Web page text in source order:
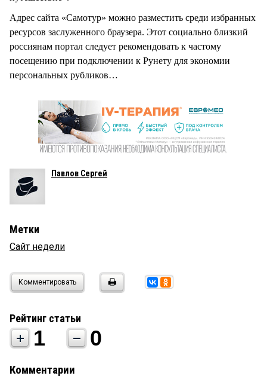
Адрес сайта «Самотур» можно разместить среди избранных
ресурсов заслуженного браузера. Этот социально близкий
россиянам портал следует рекомендовать к частому
посещению при подключении к Рунету для экономии
персональных рубликов…
Павлов Сергей
Метки
Сайт недели
Комментировать
Рейтинг статьи
1 0
Комментарии